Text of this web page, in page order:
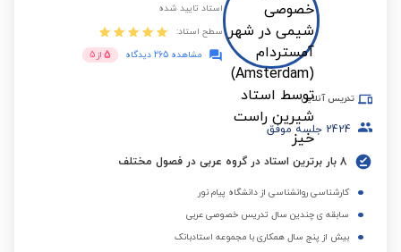
استاد تایید شده
سطح استاد:
مشاهده 265 دیدگاه
5 از 5
تدریس آنلاین
2424 جلسه موفق
8 بار برترین استاد در گروه عربی در فصول مختلف
کارشناسی روانشناسی از دانشگاه پیام نور
سابقه ی چندین سال تدریس خصوصی عربی
بیش از پنج سال همکاری با مجموعه استادبانک